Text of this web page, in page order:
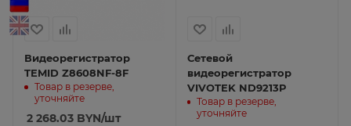
Видеорегистратор
TEMID Z8608NF-8F
Товар в резерве,
уточняйте
2 268.03 BYN/шт
Сетевой
видеорегистратор
VIVOTEK ND9213P
Товар в резерве,
уточняйте